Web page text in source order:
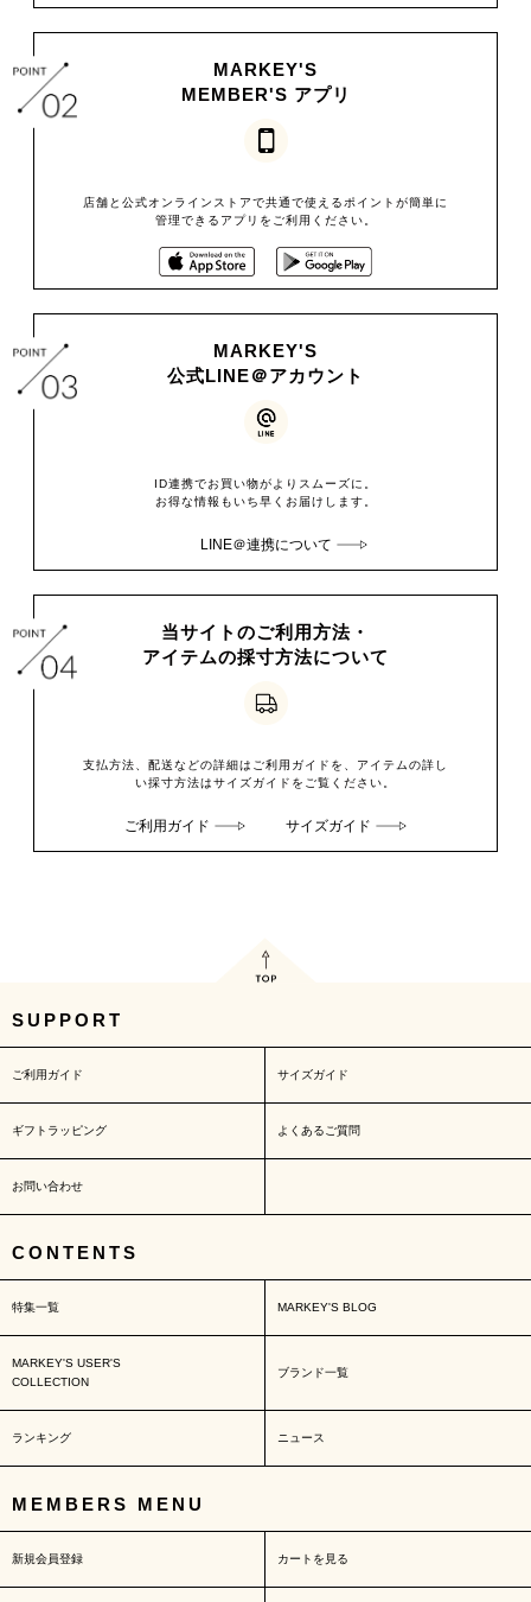
MARKEY'S
MEMBER'S アプリ
店舗と公式オンラインストアで共通で使えるポイントが簡単に
管理できるアプリをご利用ください。
MARKEY'S
公式LINE＠アカウント
ID連携でお買い物がよりスムーズに。
お得な情報もいち早くお届けします。
LINE＠連携について
当サイトのご利用方法・
アイテムの採寸方法について
支払方法、配送などの詳細はご利用ガイドを、アイテムの詳し
い採寸方法はサイズガイドをご覧ください。
ご利用ガイド サイズガイド
SUPPORT
ご利用ガイド サイズガイド
ギフトラッピング よくあるご質問
お問い合わせ
CONTENTS
特集一覧 MARKEY'S BLOG
MARKEY'S USER'S
COLLECTION
ブランド一覧
ランキング ニュース
MEMBERS MENU
新規会員登録 カートを見る